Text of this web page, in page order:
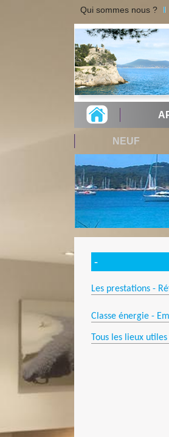
Qui sommes nous ?
NEUF
-
Les prestations -
Classe énergie -
Tous les lieux